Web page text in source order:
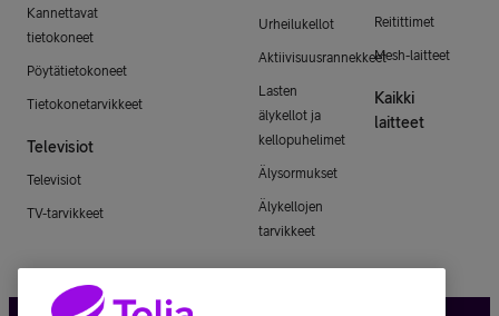
Kannettavat
tietokoneet
Pöytätietokoneet
Tietokonetarvikkeet
Televisiot
Televisiot
TV-tarvikkeet
Urheilukellot
Aktiivisuusrannekkeet
Lasten
älykellot ja
kellopuhelimet
Älysormukset
Älykellojen
tarvikkeet
Reitittimet
Mesh-laitteet
Kaikki
laitteet